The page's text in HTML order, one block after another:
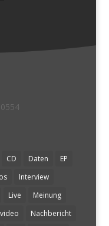
CD Daten
EP
Interview
Live
Meinung
Nachbericht